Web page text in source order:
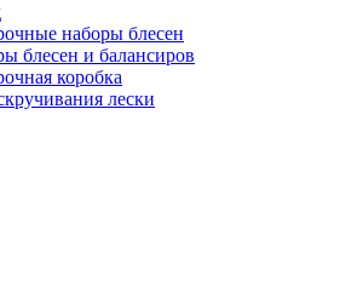
наборы блесен
блесен и балансиров
коробка
лески